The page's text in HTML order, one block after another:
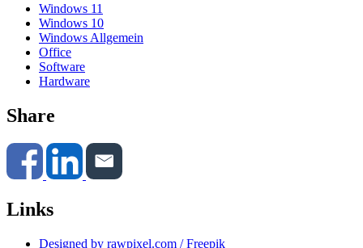
Windows 11
Windows 10
Windows Allgemein
Office
Software
Hardware
Share
Links
Designed by rawpixel.com / Freepik